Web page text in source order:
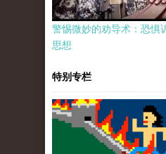
警惕微妙的劝导术：恐
思想
特别专栏